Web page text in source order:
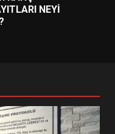
İÇİN
GÖZLER